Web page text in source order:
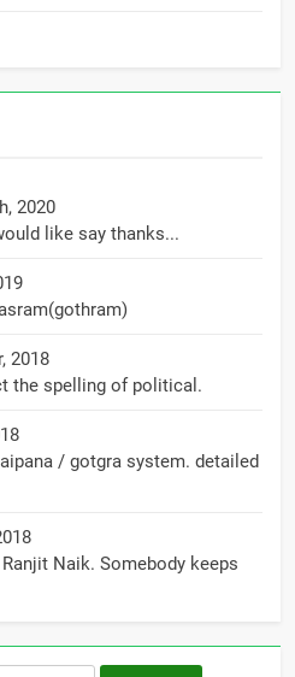
2020
like say thanks...
2018
the spelling of political.
/ gotgra system. detailed
Naik. Somebody keeps